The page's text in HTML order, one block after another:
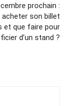
prochain :
son billet
et que faire pour
d’un stand ?